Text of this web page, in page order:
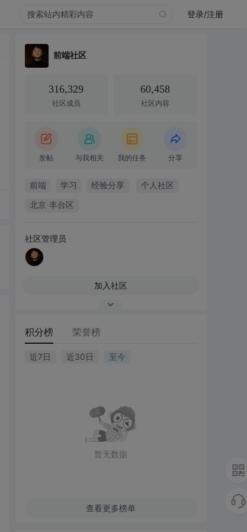
登录/注册
前端社区
316,329
社区成员
60,458
社区内容
发帖 与我相关 我的任务 分享
前端 学习 经验分享 个人社区
北京·丰台区
社区管理员
加入社区
积分榜 荣誉榜
近7日 近30日 至今
暂无数据
查看更多榜单